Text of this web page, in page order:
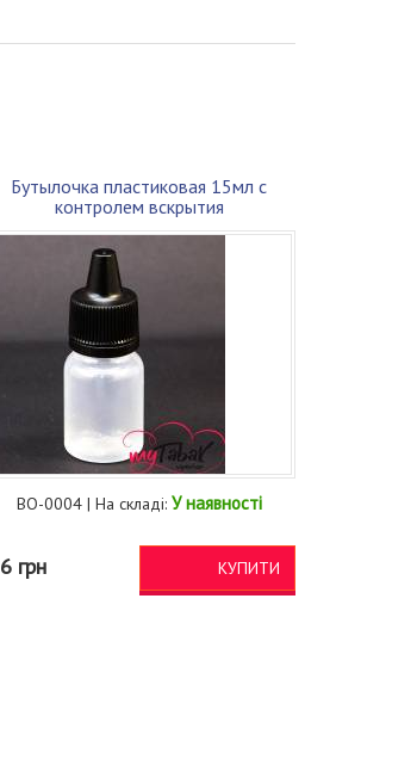
Бутылочка пластиковая 15мл с
контролем вскрытия
BO-0004 | На складі: У наявності
6 грн КУПИТИ